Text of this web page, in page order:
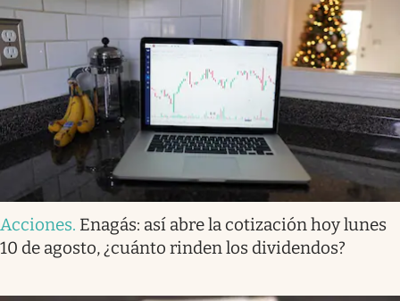
Acciones. Enagás: así abre la cotización hoy lunes
10 de agosto, ¿cuánto rinden los dividendos?